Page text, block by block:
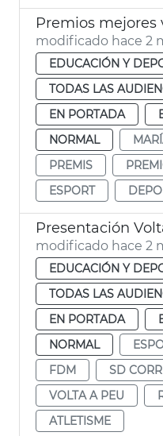
modificado hace 2
EDUCACIÓN Y
TODAS LAS
EN PORTADA
NORMAL
PREMIS
ESPORT
Presentación
modificado hace 2
EDUCACIÓN Y
TODAS LAS
EN PORTADA
NORMAL
FDM
SD
VOLTA A PEU
ATLETISME